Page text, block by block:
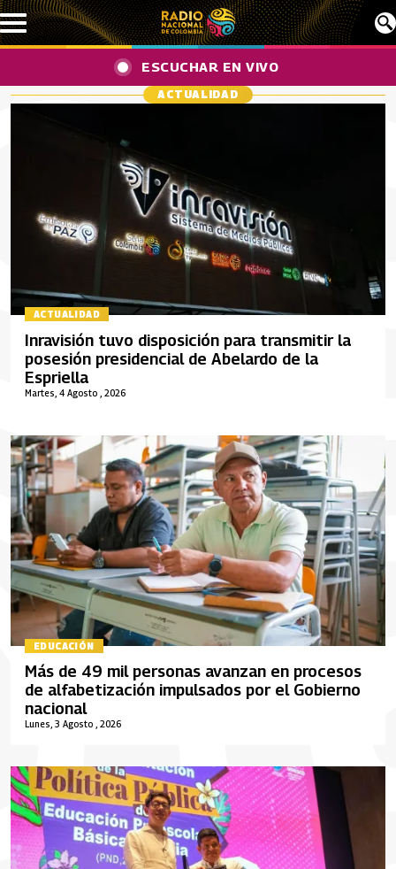
Pasar al contenido principal
ESCUCHAR EN VIVO
ACTUALIDAD
ACTUALIDAD
Martes, 4 Agosto , 2026
Inravisión tuvo disposición para transmitir la
posesión presidencial de Abelardo de la
Espriella
EDUCACIÓN
Lunes, 3 Agosto , 2026
Más de 49 mil personas avanzan en procesos
de alfabetización impulsados por el Gobierno
nacional